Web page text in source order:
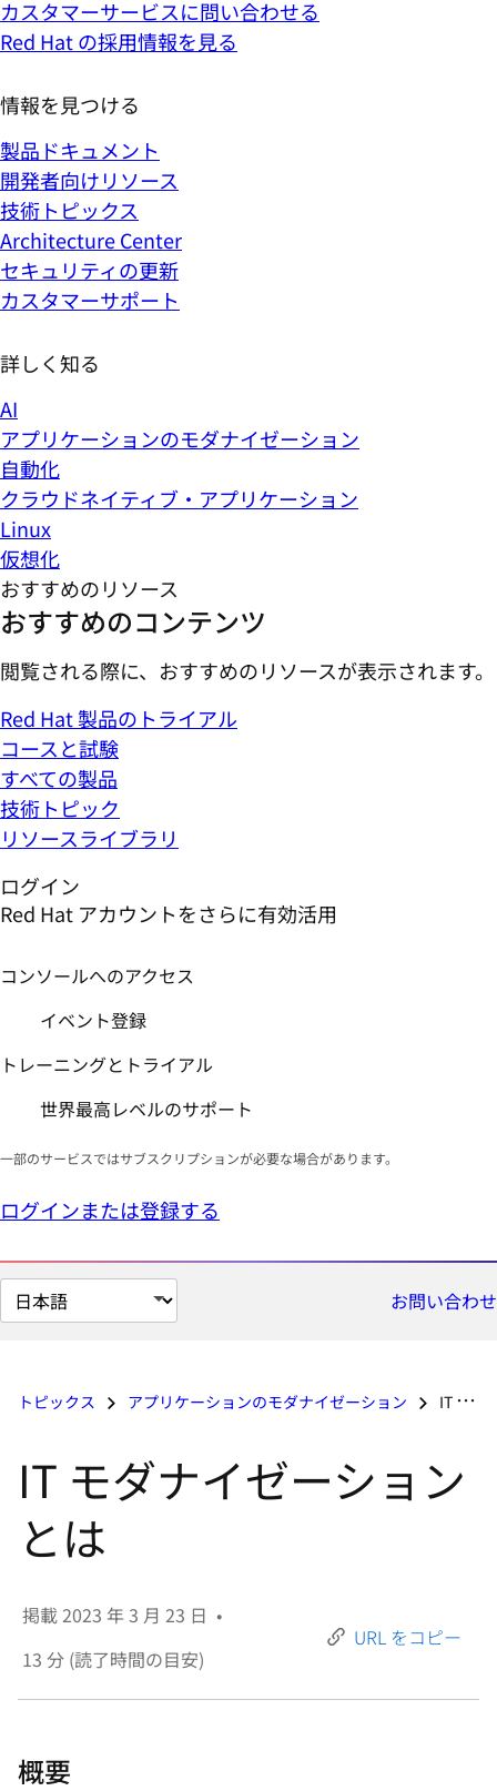
カスタマーサービスに問い合わせる
Red Hat の採用情報を見る
情報を見つける
製品ドキュメント
開発者向けリソース
技術トピックス
Architecture Center
セキュリティの更新
カスタマーサポート
詳しく知る
AI
アプリケーションのモダナイゼーション
自動化
クラウドネイティブ・アプリケーション
Linux
仮想化
おすすめのリソース
おすすめのコンテンツ
閲覧される際に、おすすめのリソースが表示されます。
Red Hat 製品のトライアル
コースと試験
すべての製品
技術トピック
リソースライブラリ
ログイン
Red Hat アカウントをさらに有効活用
コンソールへのアクセス
イベント登録
トレーニングとトライアル
世界最高レベルのサポート
一部のサービスではサブスクリプションが必要な場合があります。
ログインまたは登録する
ペ
ー
お問い合わせ
トピックス アプリケーションのモダナイゼーション IT モダナイゼーションとは
IT モダナイゼーション
とは
掲載2023 年 3 月 23 日 •
13 分 (読了時間の目安)
URL をコピー
概要